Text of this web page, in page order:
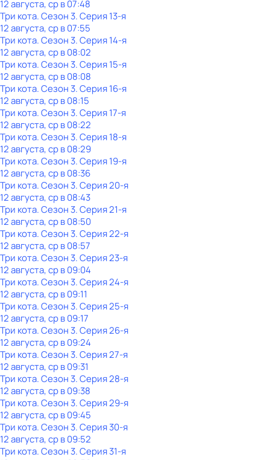
12 августа, ср в 07:48
Три кота. Сезон 3. Серия 13-я
12 августа, ср в 07:55
Три кота. Сезон 3. Серия 14-я
12 августа, ср в 08:02
Три кота. Сезон 3. Серия 15-я
12 августа, ср в 08:08
Три кота. Сезон 3. Серия 16-я
12 августа, ср в 08:15
Три кота. Сезон 3. Серия 17-я
12 августа, ср в 08:22
Три кота. Сезон 3. Серия 18-я
12 августа, ср в 08:29
Три кота. Сезон 3. Серия 19-я
12 августа, ср в 08:36
Три кота. Сезон 3. Серия 20-я
12 августа, ср в 08:43
Три кота. Сезон 3. Серия 21-я
12 августа, ср в 08:50
Три кота. Сезон 3. Серия 22-я
12 августа, ср в 08:57
Три кота. Сезон 3. Серия 23-я
12 августа, ср в 09:04
Три кота. Сезон 3. Серия 24-я
12 августа, ср в 09:11
Три кота. Сезон 3. Серия 25-я
12 августа, ср в 09:17
Три кота. Сезон 3. Серия 26-я
12 августа, ср в 09:24
Три кота. Сезон 3. Серия 27-я
12 августа, ср в 09:31
Три кота. Сезон 3. Серия 28-я
12 августа, ср в 09:38
Три кота. Сезон 3. Серия 29-я
12 августа, ср в 09:45
Три кота. Сезон 3. Серия 30-я
12 августа, ср в 09:52
Три кота. Сезон 3. Серия 31-я